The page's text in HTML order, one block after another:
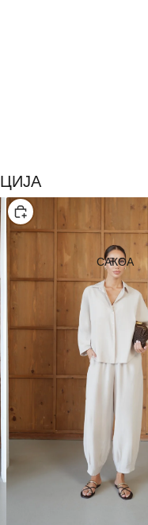
САКОА
Изберете